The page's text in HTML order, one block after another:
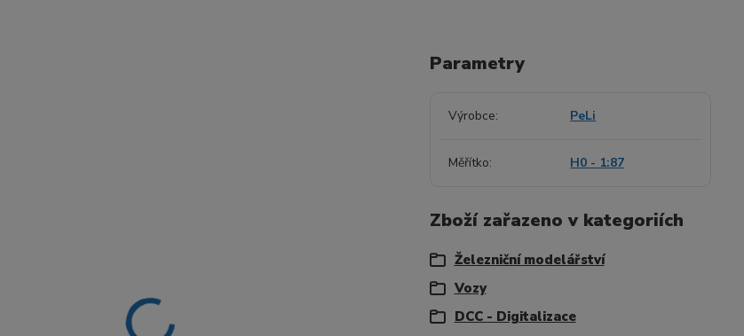
Parametry
Výrobce PeLi
Měřítko H0 - 1:87
Zboží zařazeno v kategoriích
Železniční modelářství
Vozy
DCC - Digitalizace